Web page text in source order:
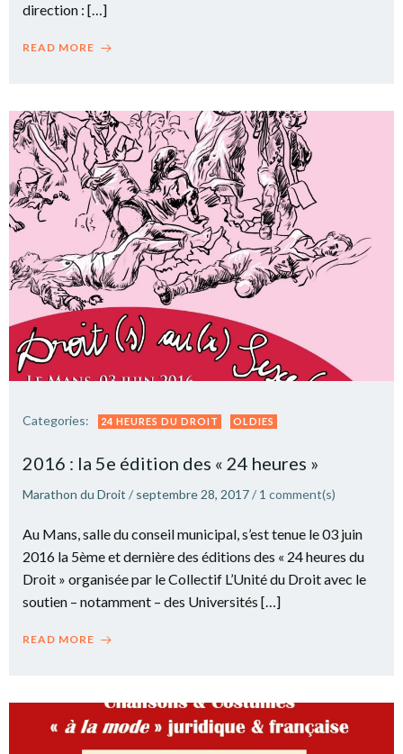
direction : […]
READ MORE
Categories: 24 HEURES DU DROIT OLDIES
2016 : la 5e édition des « 24 heures »
Marathon du Droit / septembre 28, 2017/ 1 comment(s)
Au Mans, salle du conseil municipal, s’est tenue le 03 juin
2016 la 5ème et dernière des éditions des « 24 heures du
Droit » organisée par le Collectif L’Unité du Droit avec le
soutien – notamment – des Universités […]
READ MORE